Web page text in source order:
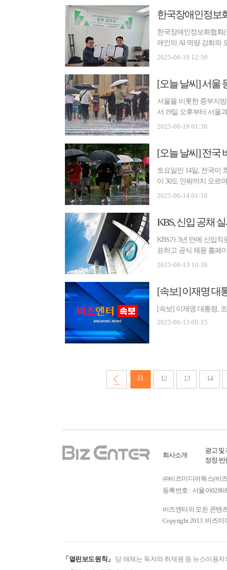
한국장애인정보화협회
애인의 AI 역량 강화와
다. 이번 ...
2025-06-19 12:50
서울을 비롯한 중부지
서 19일 오후부터 서울
것"이...
2025-06-19 01:30
[오늘 날씨] 전국
토요일인 14일, 전국이
이 30도 안팎까지 오르
비...
2025-06-14 01:10
KBS, 신입 공채
KBS가 3년 만에 신입직
표하고 공식 채용 홈페
되는...
2025-06-13 10:39
[속보] 이재명 대
[속보] 이재명 대통령,
2025-06-13 00:15
11 12 13 14
회사소개
광고 및
정정·
㈜비즈미디어웍스(비
등록번호 : 서울아
비즈엔터의 모든 콘텐
Copyright 2013. 비즈미
「열린보도원칙」
당 매체는 독자와 취재원 등 뉴스이용